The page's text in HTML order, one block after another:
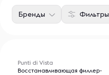
Фильтры
Бренды
Punti di Vista
Восстанавливающая филлер-